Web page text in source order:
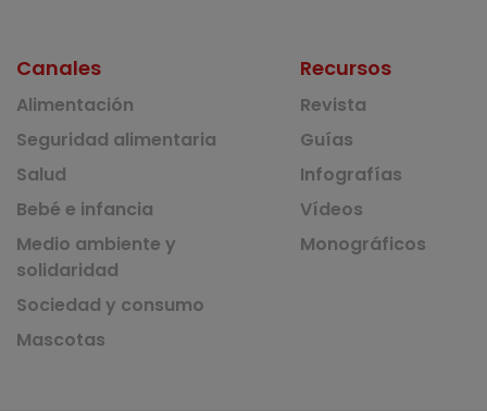
Canales
Alimentación
Seguridad alimentaria
Salud
Bebé e infancia
Medio ambiente y
solidaridad
Sociedad y consumo
Mascotas
Recursos
Revista
Guías
Infografías
Vídeos
Monográficos